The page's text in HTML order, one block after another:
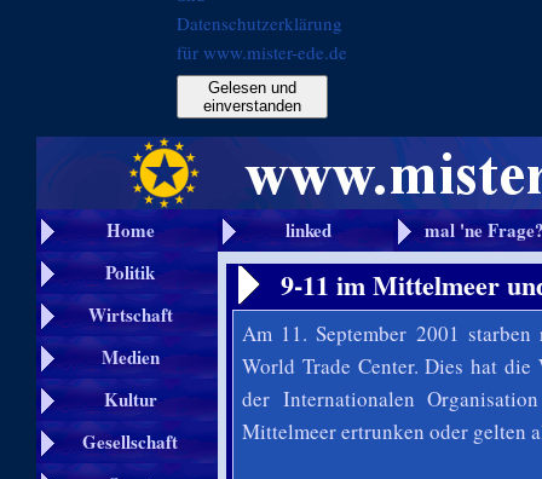
Datenschutzerklärung
für www.mister-ede.de
Gelesen und
einverstanden
Home linked
mal 'ne
Politik
Wirtschaft
Medien
Kultur
Gesellschaft
9-11 im Mittelmeer
Am 11. September 2001
World Trade Center. Dies hat
der Internationalen
Mittelmeer ertrunken oder gelten